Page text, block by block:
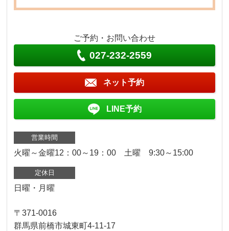
ご予約・お問い合わせ
027-232-2559
ネット予約
LINE予約
営業時間
火曜～金曜12：00～19：00 土曜 9:30～15:00
定休日
日曜・月曜
〒371-0016
群馬県前橋市城東町4-11-17